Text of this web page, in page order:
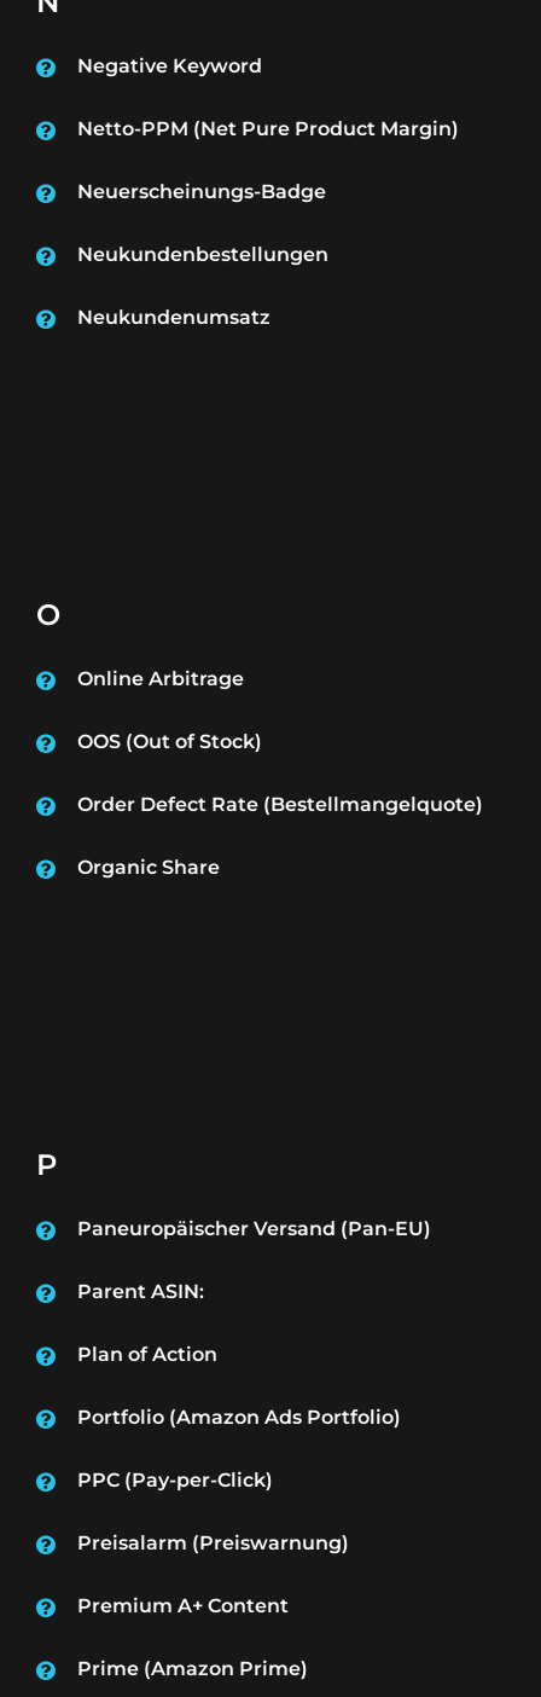
Negative Keyword
Netto-PPM (Net Pure Product Margin)
Neuerscheinungs-Badge
Neukundenbestellungen
Neukundenumsatz
O
Online Arbitrage
OOS (Out of Stock)
Order Defect Rate (Bestellmangelquote)
Organic Share
P
Paneuropäischer Versand (Pan-EU)
Parent ASIN:
Plan of Action
Portfolio (Amazon Ads Portfolio)
PPC (Pay-per-Click)
Preisalarm (Preiswarnung)
Premium A+ Content
Prime (Amazon Prime)